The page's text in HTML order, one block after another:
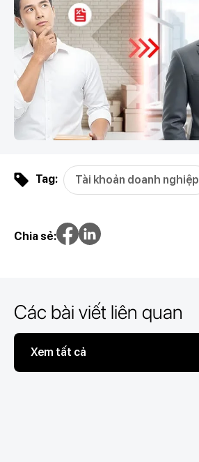
Tag: Tài khoản doanh nghiệp
Chia sẻ:
Các bài viết liên quan
Xem tất cả